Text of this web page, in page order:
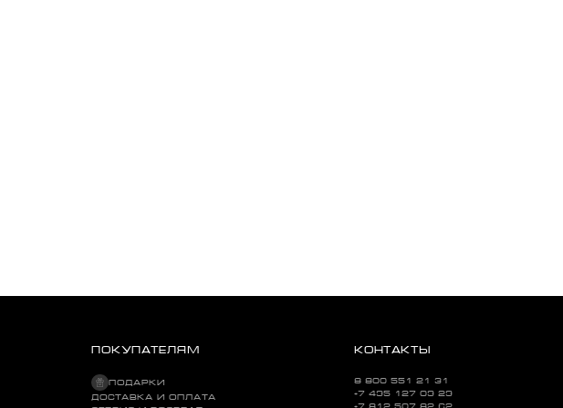
ПОКУПАТЕЛЯМ
ПОДАРКИ
ДОСТАВКА И ОПЛАТА
КОНТАКТЫ
8 800 551 21 31
+7 495 127 09 29
+7 812 507 82 62